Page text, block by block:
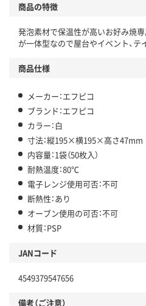
商品の特徴
発泡素材で保温性が高いお好み焼
が一体型なので屋台やイベント、テ
商品仕様
メーカー：エフピコ
ブランド：エフピコ
カラー：白
寸法：縦195×横195×高さ47mm
内容量：1袋（50枚入）
耐熱温度：80℃
電子レンジ使用可否：不可
断熱性：あり
オーブン使用の可否：不可
材質：PSP
JANコード
4549379547656
備考（ご注意）